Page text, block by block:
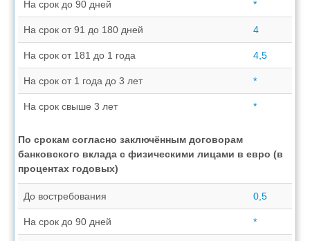
На срок до 90 дней *
На срок от 91 до 180 дней 4
На срок от 181 до 1 года 4,5
На срок от 1 года до 3 лет *
На срок свыше 3 лет *
По срокам согласно заключённым договорам
банковского вклада с физическими лицами в евро (в
процентах годовых)
До востребования 0,5
На срок до 90 дней *